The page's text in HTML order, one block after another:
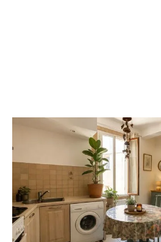
, 2 pièces
Appartement F2 à vendre
97 000 €
***AGDE T2 LUMINEUX PRÊT À